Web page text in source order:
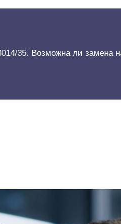
35. Возможна ли замена